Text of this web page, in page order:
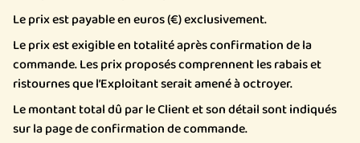
Le prix est payable en euros (€) exclusivement.
Le prix est exigible en totalité après confirmation de la
commande. Les prix proposés comprennent les rabais et
ristournes que l’Exploitant serait amené à octroyer.
Le montant total dû par le Client et son détail sont indiqués
sur la page de confirmation de commande.